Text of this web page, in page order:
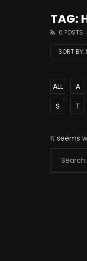
TAG:
0 POSTS
SORT BY:
ALL A
S
T
It seems